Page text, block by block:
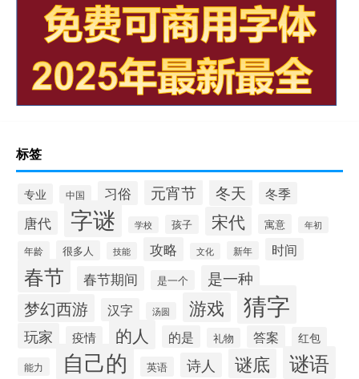
标签
专业 中国 习俗 元宵节 冬天 冬季
唐代 字谜 学校 孩子 宋代 寓意 年初
年龄 很多人 技能 攻略 文化 新年 时间
春节 春节期间 是一个 是一种
梦幻西游 汉字 汤圆 游戏 猜字
玩家 疫情 的人 的是 礼物 答案 红包
能力 自己的 英语 诗人 谜底 谜语